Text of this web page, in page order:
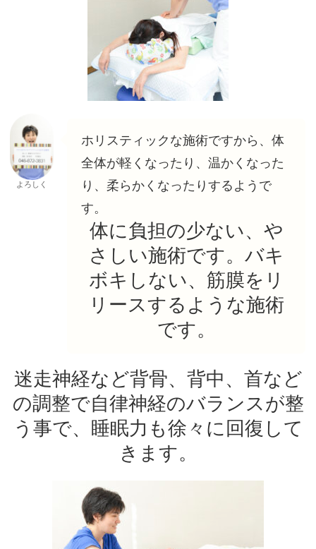
よろしく
ホリスティックな施術ですから、体
全体が軽くなったり、温かくなった
り、柔らかくなったりするようで
す。
体に負担の少ない、や
さしい施術です。バキ
ボキしない、筋膜をリ
リースするような施術
です。
迷走神経など背骨、背中、首など
の調整で自律神経のバランスが整
う事で、睡眠力も徐々に回復して
きます。